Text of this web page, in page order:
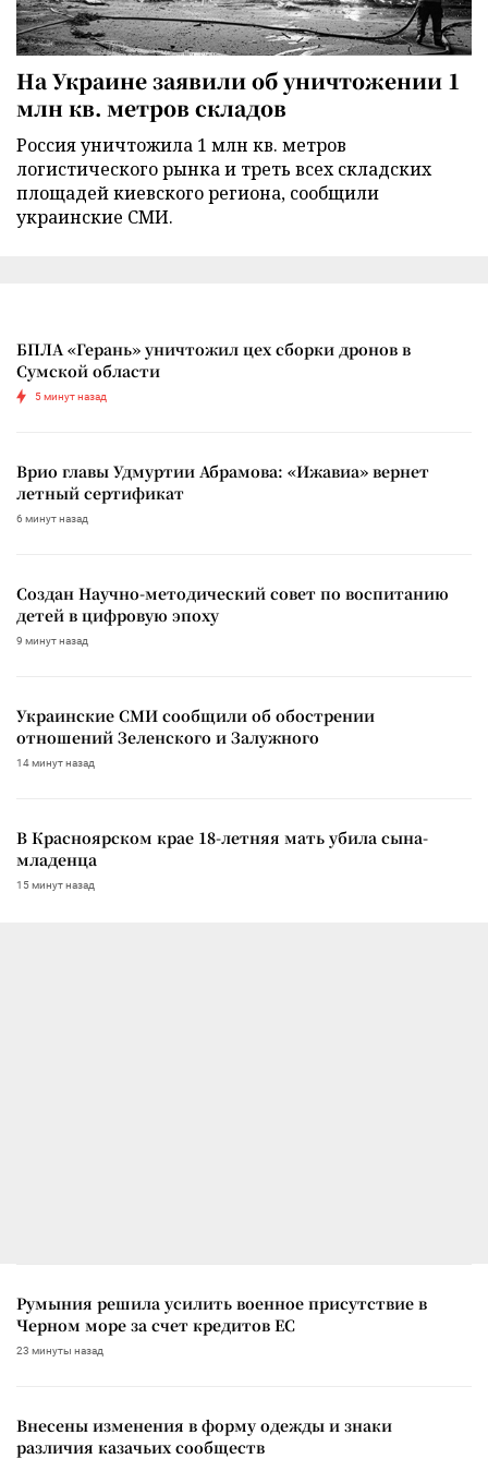
На Украине заявили об уничтожении 1
млн кв. метров складов
Россия уничтожила 1 млн кв. метров
логистического рынка и треть всех складских
площадей киевского региона, сообщили
украинские СМИ.
БПЛА «Герань» уничтожил цех сборки дронов в
Сумской области
5 минут назад
Врио главы Удмуртии Абрамова: «Ижавиа» вернет
летный сертификат
6 минут назад
Создан Научно-методический совет по воспитанию
детей в цифровую эпоху
9 минут назад
Украинские СМИ сообщили об обострении
отношений Зеленского и Залужного
14 минут назад
В Красноярском крае 18-летняя мать убила сына-
младенца
15 минут назад
Румыния решила усилить военное присутствие в
Черном море за счет кредитов ЕС
23 минуты назад
Внесены изменения в форму одежды и знаки
различия казачьих сообществ